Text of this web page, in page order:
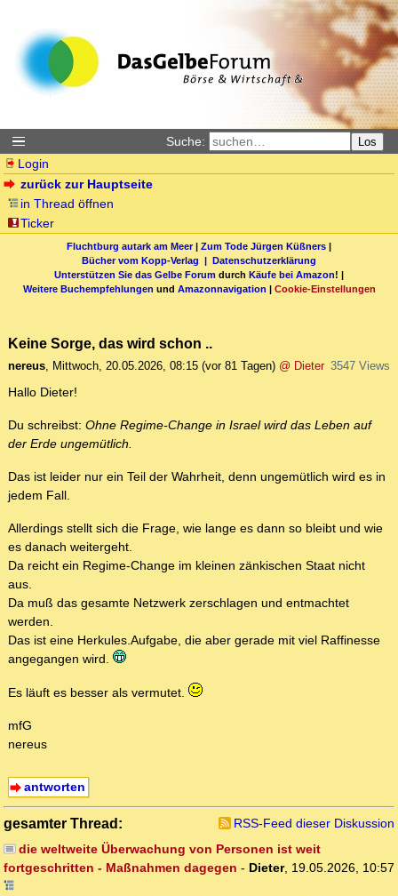
Suche: Los
Login
zurück zur Hauptseite
in Thread öffnen
Ticker
Fluchtburg autark am Meer| Zum Tode Jürgen Küßners |
Bücher vom Kopp-Verlag | Datenschutzerklärung
Unterstützen Sie das Gelbe Forum durch Käufe bei Amazon! |
Weitere Buchempfehlungen und Amazonnavigation | Cookie-Einstellungen
Keine Sorge, das wird schon ..
nereus, Mittwoch, 20.05.2026, 08:15 (vor 81 Tagen) @ Dieter 3547 Views
Hallo Dieter!
Du schreibst: Ohne Regime-Change in Israel wird das Leben auf
der Erde ungemütlich.
Das ist leider nur ein Teil der Wahrheit, denn ungemütlich wird es in
jedem Fall.
Allerdings stellt sich die Frage, wie lange es dann so bleibt und wie
es danach weitergeht.
Da reicht ein Regime-Change im kleinen zänkischen Staat nicht
aus.
Da muß das gesamte Netzwerk zerschlagen und entmachtet
werden.
Das ist eine Herkules.Aufgabe, die aber gerade mit viel Raffinesse
angegangen wird.
Es läuft es besser als vermutet.
mfG
nereus
antworten
gesamter Thread:
RSS-Feed dieser Diskussion
die weltweite Überwachung von Personen ist weit
fortgeschritten - Maßnahmen dagegen - Dieter, 19.05.2026, 10:57